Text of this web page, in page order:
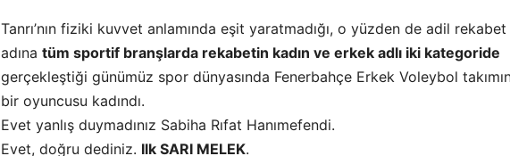
Tanrı’nın fiziki kuvvet anlamında eşit yaratmadığı, o yüzden de adil rekabet
adına tüm sportif branşlarda rekabetin kadın ve erkek adlı iki kategoride
gerçekleştiği günümüz spor dünyasında Fenerbahçe Erkek Voleybol
bir oyuncusu kadındı.
Evet yanlış duymadınız Sabiha Rıfat Hanımefendi.
Evet, doğru dediniz. Ilk SARI MELEK.